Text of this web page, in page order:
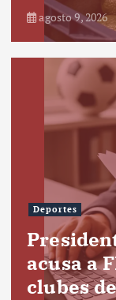
agosto 9, 2026
Deportes
acusa a
clubes